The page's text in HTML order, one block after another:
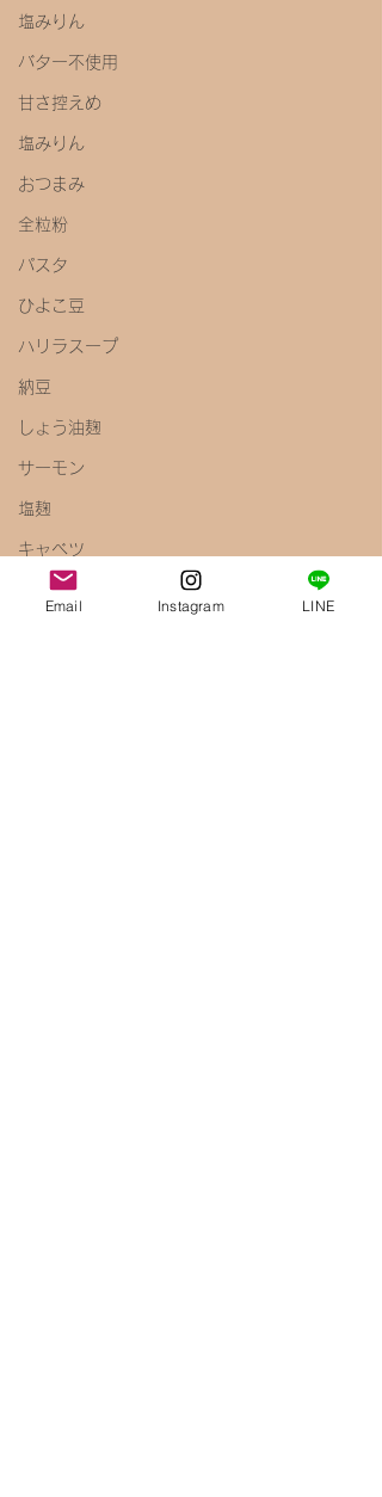
塩みりん
バター不使用
甘さ控えめ
塩みりん
おつまみ
全粒粉
パスタ
ひよこ豆
ハリラスープ
納豆
しょう油麹
サーモン
塩麹
キャベツ
ペペロンチーノ
Email Instagram LINE